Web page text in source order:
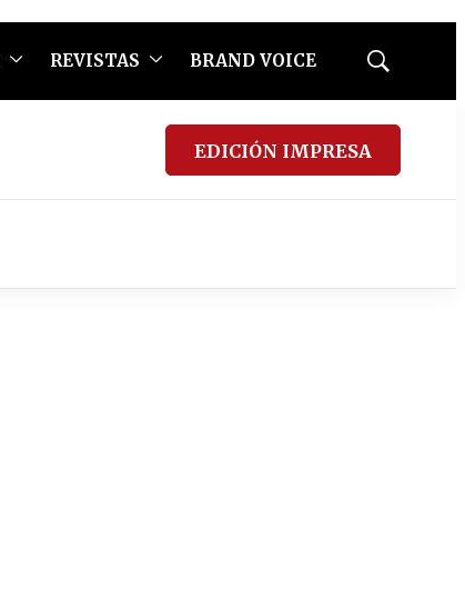
REVISTAS BRAND VOICE
Mostrar
EDICIÓN IMPRESA